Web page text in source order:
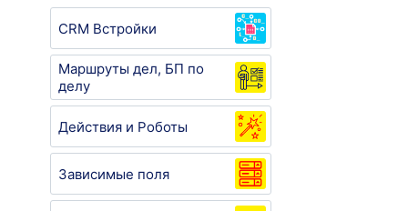
CRM Встройки
Маршруты дел, БП по
делу
Действия и Роботы
Зависимые поля